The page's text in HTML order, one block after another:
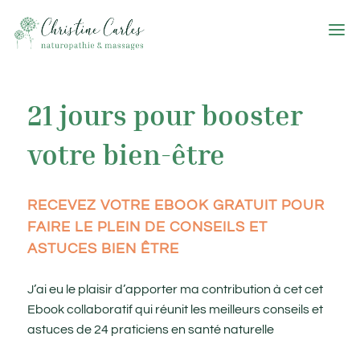
21 jours pour booster
votre bien-être
RECEVEZ VOTRE EBOOK GRATUIT POUR
FAIRE LE PLEIN DE CONSEILS ET
ASTUCES BIEN ÊTRE
J’ai eu le plaisir d’apporter ma contribution à cet cet
Ebook collaboratif qui réunit les meilleurs conseils et
astuces de 24 praticiens en santé naturelle